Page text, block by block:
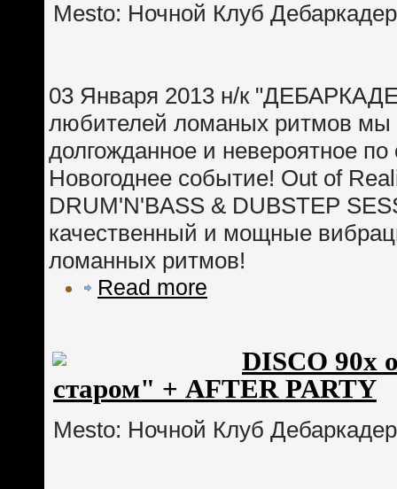
Mesto: Ночной Клуб Дебаркадер
03 Января 2013 н/к
любителей ломаных ритмов мы
долгожданное и невероятное по
Новогоднее событие! Out of
DRUM'N'BASS & DUBSTEP
качественный и мощные
ломанных ритмов!
Read more
DISCO 90x
старом" + AFTER PARTY
Mesto: Ночной Клуб Дебаркадер